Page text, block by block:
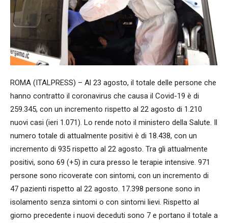
ROMA (ITALPRESS) – Al 23 agosto, il totale delle persone che
hanno contratto il coronavirus che causa il Covid-19 è di
259.345, con un incremento rispetto al 22 agosto di 1.210
nuovi casi (ieri 1.071). Lo rende noto il ministero della Salute. Il
numero totale di attualmente positivi è di 18.438, con un
incremento di 935 rispetto al 22 agosto. Tra gli attualmente
positivi, sono 69 (+5) in cura presso le terapie intensive. 971
persone sono ricoverate con sintomi, con un incremento di
47 pazienti rispetto al 22 agosto. 17.398 persone sono in
isolamento senza sintomi o con sintomi lievi. Rispetto al
giorno precedente i nuovi deceduti sono 7 e portano il totale a